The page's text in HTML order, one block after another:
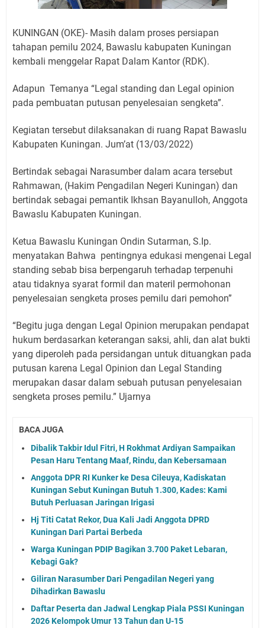
Dokumen SPMI
KUNINGAN (OKE)- Masih dalam proses persiapan
tahapan pemilu 2024, Bawaslu kabupaten Kuningan
kembali menggelar Rapat Dalam Kantor (RDK).
Adapun Temanya “Legal standing dan Legal opinion
pada pembuatan putusan penyelesaian sengketa”.
Kegiatan tersebut dilaksanakan di ruang Rapat Bawaslu
Kabupaten Kuningan. Jum’at (13/03/2022)
Bertindak sebagai Narasumber dalam acara tersebut
Rahmawan, (Hakim Pengadilan Negeri Kuningan) dan
bertindak sebagai pemantik Ikhsan Bayanulloh, Anggota
Bawaslu Kabupaten Kuningan.
Ketua Bawaslu Kuningan Ondin Sutarman, S.Ip.
menyatakan Bahwa pentingnya edukasi mengenai Legal
standing sebab bisa berpengaruh terhadap terpenuhi
atau tidaknya syarat formil dan materil permohonan
penyelesaian sengketa proses pemilu dari pemohon”
“Begitu juga dengan Legal Opinion merupakan pendapat
hukum berdasarkan keterangan saksi, ahli, dan alat bukti
yang diperoleh pada persidangan untuk dituangkan pada
putusan karena Legal Opinion dan Legal Standing
merupakan dasar dalam sebuah putusan penyelesaian
sengketa proses pemilu.” Ujarnya
BACA JUGA
Dibalik Takbir Idul Fitri, H Rokhmat Ardiyan Sampaikan
Pesan Haru Tentang Maaf, Rindu, dan Kebersamaan
Anggota DPR RI Kunker ke Desa Cileuya, Kadiskatan
Kuningan Sebut Kuningan Butuh 1.300, Kades: Kami
Butuh Perluasan Jaringan Irigasi
Hj Titi Catat Rekor, Dua Kali Jadi Anggota DPRD
Kuningan Dari Partai Berbeda
Warga Kuningan PDIP Bagikan 3.700 Paket Lebaran,
Kebagi Gak?
Giliran Narasumber Dari Pengadilan Negeri yang
Dihadirkan Bawaslu
Daftar Peserta dan Jadwal Lengkap Piala PSSI Kuningan
2026 Kelompok Umur 13 Tahun dan U-15